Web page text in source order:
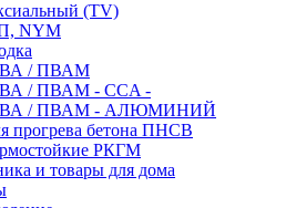
(TV)
NYM
/ ПВАМ
/ ПВАМ - CCA -
/ ПВАМ - АЛЮМИНИЙ
прогрева бетона ПНСВ
РКГМ
и товары для дома